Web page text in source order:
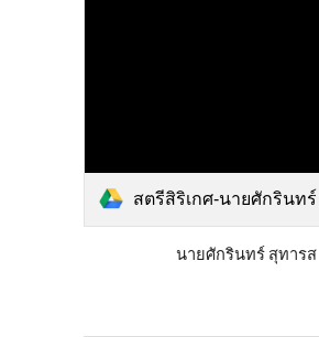
สตรีสิริเกศ-นายศักรินทร์ สุทาร
นายศักรินทร์ สุทารส